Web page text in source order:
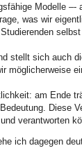
Modelle –-
was wir
selbst
stellt sich auch
möglicherweise
am Ende
Diese
verantworten
ich dagegen